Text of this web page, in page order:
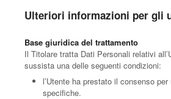
Ulteriori informazioni per gli
Base giuridica del trattamento
Il Titolare tratta Dati Personali relativi
sussista una delle seguenti condizioni:
l’Utente ha prestato il consenso
specifiche.